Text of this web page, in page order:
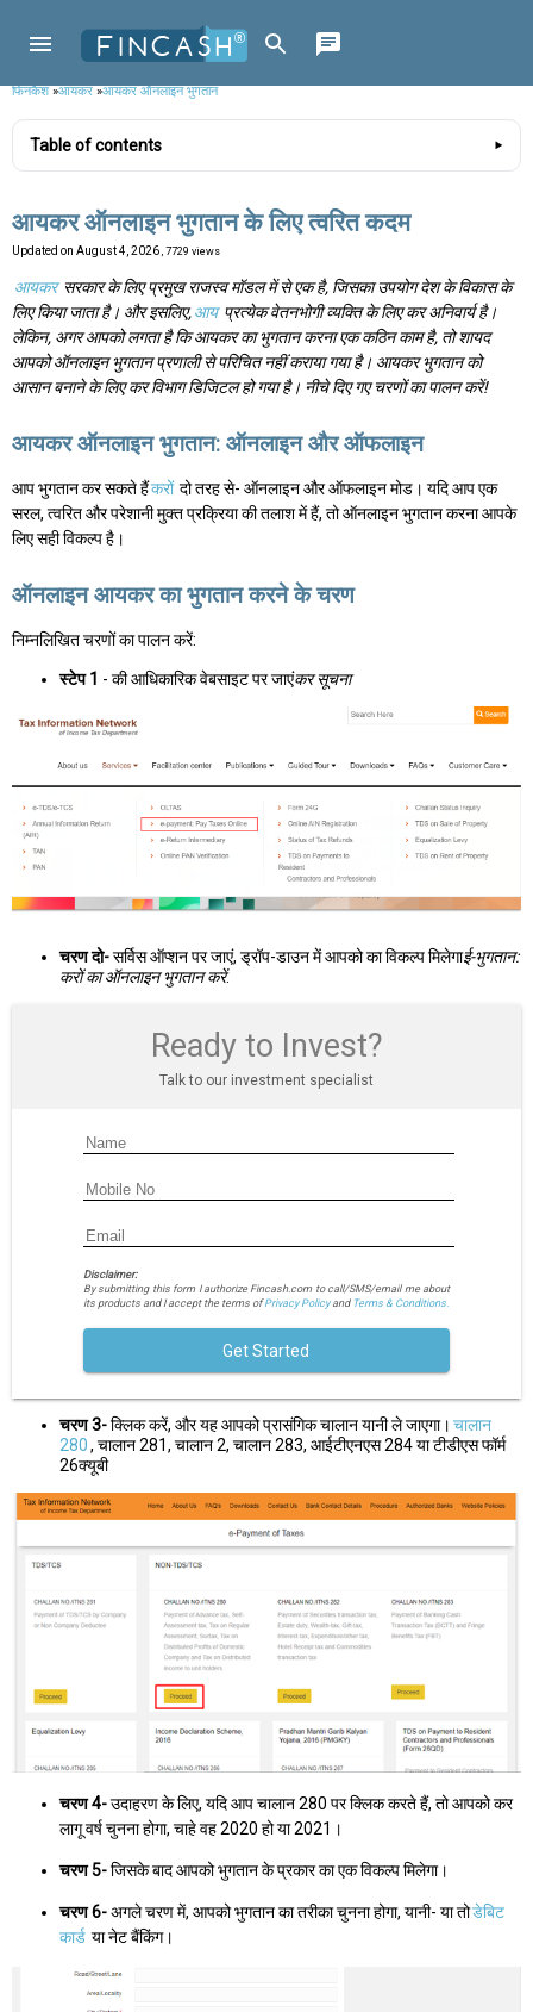
फिनकैश»आयकर»आयकर ऑनलाइन भुगतान
Table of contents
आयकर ऑनलाइन भुगतान के लिए त्वरित कदम
Updated on August 4, 2026 , 7729 views
आयकरसरकार के लिए प्रमुख राजस्व मॉडल में से एक है, जिसका उपयोग देश के विकास के
लिए किया जाता है। और इसलिए,आय प्रत्येक वेतनभोगी व्यक्ति के लिए कर अनिवार्य है।
लेकिन, अगर आपको लगता है कि आयकर का भुगतान करना एक कठिन काम है, तो शायद
आपको ऑनलाइन भुगतान प्रणाली से परिचित नहीं कराया गया है। आयकर भुगतान को
आसान बनाने के लिए कर विभाग डिजिटल हो गया है। नीचे दिए गए चरणों का पालन करें!
आयकर ऑनलाइन भुगतान: ऑनलाइन और ऑफलाइन
आप भुगतान कर सकते हैंकरों दो तरह से- ऑनलाइन और ऑफलाइन मोड। यदि आप एक
सरल, त्वरित और परेशानी मुक्त प्रक्रिया की तलाश में हैं, तो ऑनलाइन भुगतान करना आपके
लिए सही विकल्प है।
ऑनलाइन आयकर का भुगतान करने के चरण
निम्नलिखित चरणों का पालन करें:
स्टेप 1 - की आधिकारिक वेबसाइट पर जाएंकर सूचना
चरण दो-सर्विस ऑप्शन पर जाएं, ड्रॉप-डाउन में आपको का विकल्प मिलेगाई-भुगतान:
करों का ऑनलाइन भुगतान करें.
Ready to Invest?
Talk to our investment specialist
Disclaimer:
By submitting this form I authorize Fincash.com to call/SMS/email me about
its products and I accept the terms ofPrivacy Policyand Terms & Conditions.
Get Started
चरण 3-क्लिक करें, और यह आपको प्रासंगिक चालान यानी ले जाएगा। चालान
280, चालान 281, चालान 2, चालान 283, आईटीएनएस 284 या टीडीएस फॉर्म
26क्यूबी
चरण 4-उदाहरण के लिए, यदि आप चालान 280 पर क्लिक करते हैं, तो आपको कर
लागू वर्ष चुनना होगा, चाहे वह 2020 हो या 2021।
चरण 5-जिसके बाद आपको भुगतान के प्रकार का एक विकल्प मिलेगा।
चरण 6-अगले चरण में, आपको भुगतान का तरीका चुनना होगा, यानी- या तोडेबिट
कार्ड या नेट बैंकिंग।